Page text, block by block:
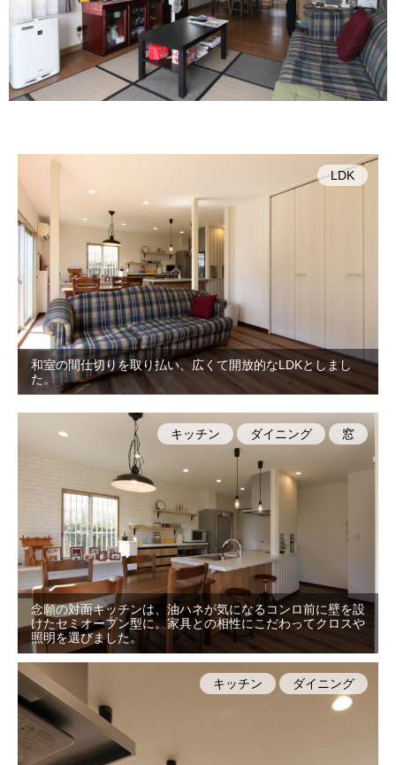
和室の間仕切りを取り払い、広くて開放的なLDKとしまし
た。
LDK
念願の対面キッチンは、油ハネが気になるコンロ前に壁を設
けたセミオープン型に。家具との相性にこだわってクロスや
照明を選びました。
キッチン ダイニング 窓
キッチン ダイニング